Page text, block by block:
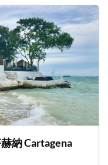
納 Cartagena